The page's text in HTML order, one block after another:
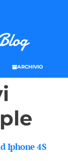
ARCHIVIO
Iphone 4S